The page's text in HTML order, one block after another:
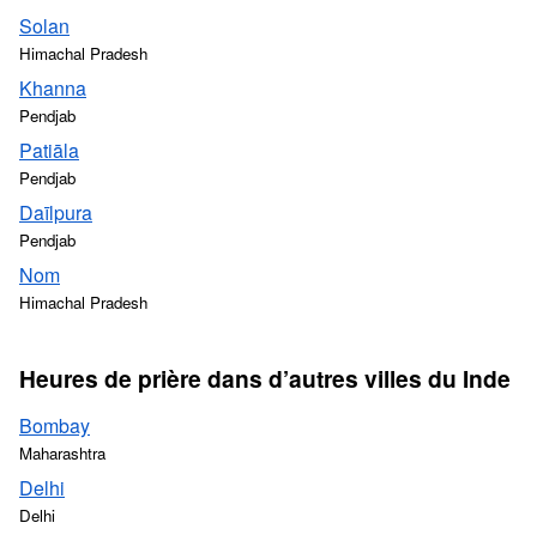
Solan
Himachal Pradesh
Khanna
Pendjab
Patiāla
Pendjab
Daīlpura
Pendjab
Nom
Himachal Pradesh
Heures de prière dans d’autres villes du Inde
Bombay
Maharashtra
Delhi
Delhi